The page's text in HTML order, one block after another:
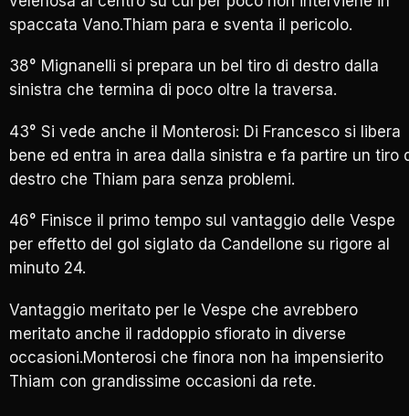
spaccata Vano.Thiam para e sventa il pericolo.
38° Mignanelli si prepara un bel tiro di destro dalla
sinistra che termina di poco oltre la traversa.
43° Si vede anche il Monterosi: Di Francesco si libera
bene ed entra in area dalla sinistra e fa partire un tiro
destro che Thiam para senza problemi.
46° Finisce il primo tempo sul vantaggio delle Vespe
per effetto del gol siglato da Candellone su rigore al
minuto 24.
Vantaggio meritato per le Vespe che avrebbero
meritato anche il raddoppio sfiorato in diverse
occasioni.Monterosi che finora non ha impensierito
Thiam con grandissime occasioni da rete.